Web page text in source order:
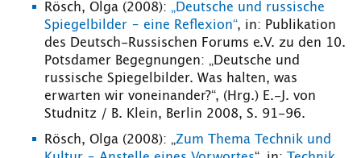
Rösch, Olga (2008): „Deutsche und russische
Spiegelbilder – eine Reflexion“, in: Publikation
des Deutsch-Russischen Forums e.V. zu den 10.
Potsdamer Begegnungen: „Deutsche und
russische Spiegelbilder. Was halten, was
erwarten wir voneinander?“, (Hrg.) E.-J. von
Studnitz / B. Klein, Berlin 2008, S. 91-96.
Rösch, Olga (2008): „Zum Thema Technik und